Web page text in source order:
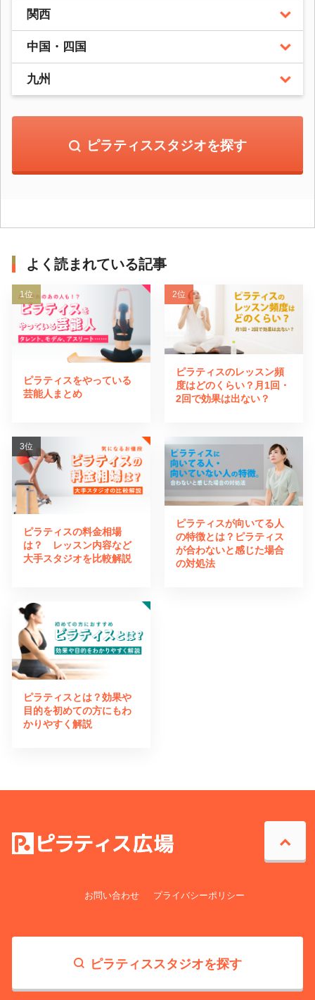
関西
中国・四国
九州
ピラティススタジオを探す
よく読まれている記事
ピラティスをやっている
芸能人まとめ
ピラティスのレッスン頻
度はどのくらい？月1回・
2回で効果は出ない？
ピラティスの料金相場
は？ レッスン内容など
大手スタジオを比較解説
ピラティスが向いてる人
の特徴とは？ピラティス
が合わないと感じた場合
の対処法
ピラティスとは？効果や
目的を初めての方にもわ
かりやすく解説
お問い合わせ プライバシーポリシー
ピラティススタジオを探す